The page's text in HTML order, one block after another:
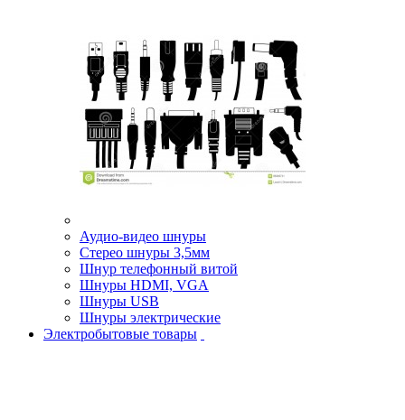
Аудио-видео шнуры
Стерео шнуры 3,5мм
Шнур телефонный витой
Шнуры HDMI, VGA
Шнуры USB
Шнуры электрические
Электробытовые товары